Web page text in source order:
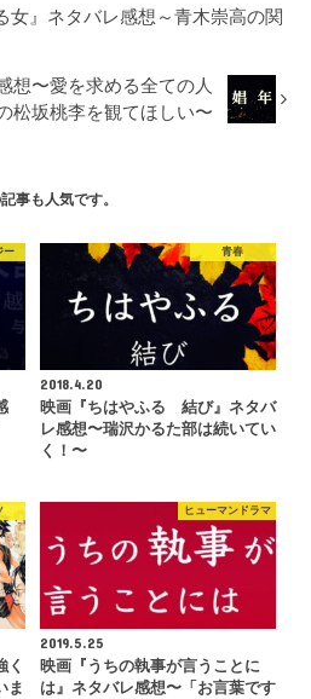
女』ネタバレ感想～青木崇高の関
想〜愛を求める全ての人
松坂桃李を観てほしい〜
事も人気です。
ー 青春
2018.4.20
映画『ちはやふる 結び』ネタバ
レ感想〜瑞沢かるた部は続いてい
く！〜
く
ま
ヒューマンドラマ
2019.5.25
映画『うちの執事が言うことに
は』ネタバレ感想〜「お言葉です